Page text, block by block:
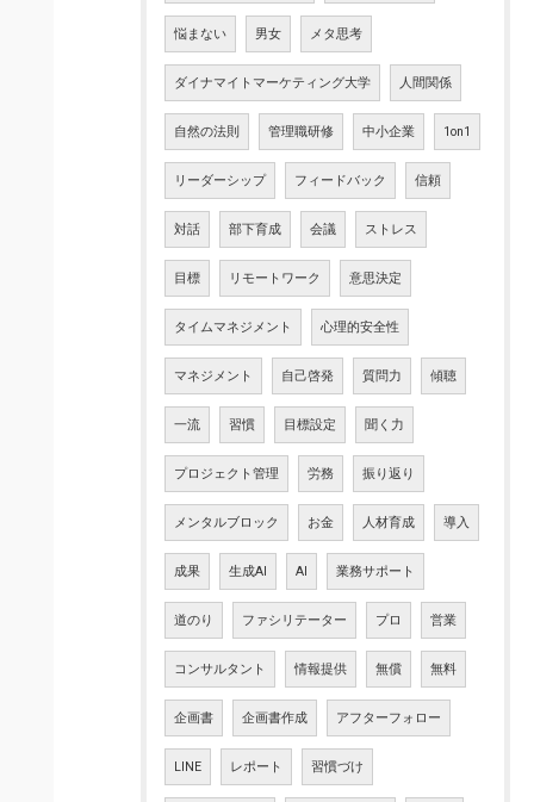
悩まない 男女 メタ思考
ダイナマイトマーケティング大学 人間関係
自然の法則 管理職研修 中小企業 1on1
リーダーシップ フィードバック 信頼
対話 部下育成 会議 ストレス
目標 リモートワーク 意思決定
タイムマネジメント 心理的安全性
マネジメント 自己啓発 質問力 傾聴
一流 習慣 目標設定 聞く力
プロジェクト管理 労務 振り返り
メンタルブロック お金 人材育成 導入
成果 生成AI AI 業務サポート
道のり ファシリテーター プロ 営業
コンサルタント 情報提供 無償 無料
企画書 企画書作成 アフターフォロー
LINE レポート 習慣づけ